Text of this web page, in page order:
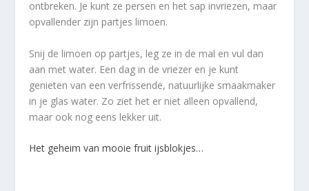
ontbreken. Je kunt ze persen en het sap invriezen, maar
opvallender zijn partjes limoen.
Snij de limoen op partjes, leg ze in de mal en vul dan
aan met water. Een dag in de vriezer en je kunt
genieten van een verfrissende, natuurlijke smaakmaker
in je glas water. Zo ziet het er niet alleen opvallend,
maar ook nog eens lekker uit.
Het geheim van mooie fruit ijsblokjes…